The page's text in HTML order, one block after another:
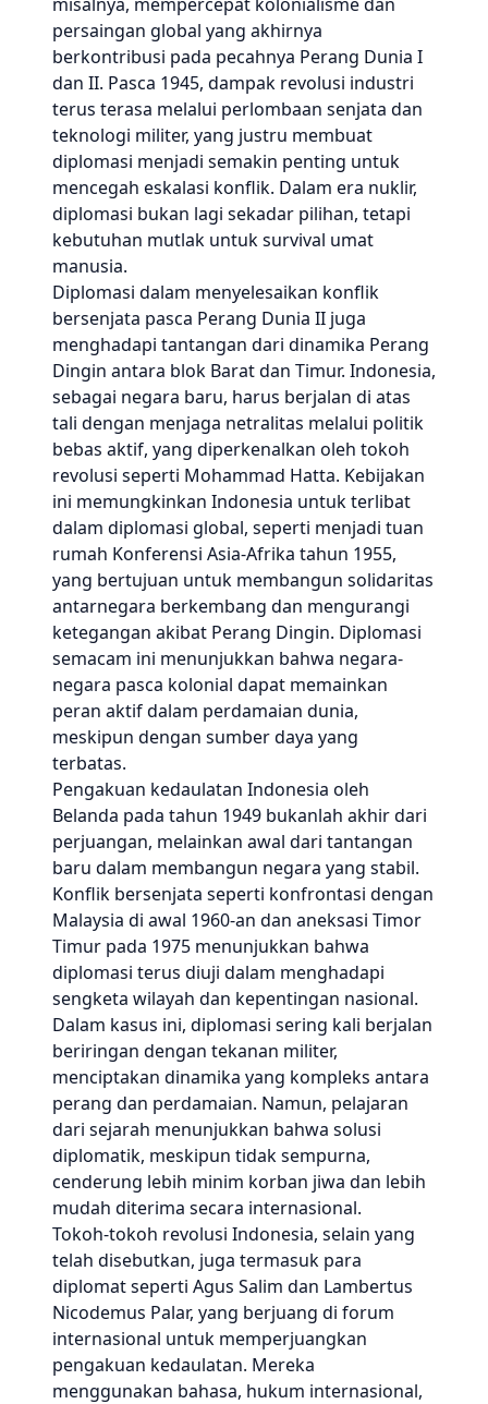
persaingan global yang akhirnya
berkontribusi pada pecahnya Perang Dunia I
dan II. Pasca 1945, dampak revolusi industri
terus terasa melalui perlombaan senjata dan
teknologi militer, yang justru membuat
diplomasi menjadi semakin penting untuk
mencegah eskalasi konflik. Dalam era nuklir,
diplomasi bukan lagi sekadar pilihan, tetapi
kebutuhan mutlak untuk survival umat
manusia.
Diplomasi dalam menyelesaikan konflik
bersenjata pasca Perang Dunia II juga
menghadapi tantangan dari dinamika Perang
Dingin antara blok Barat dan Timur. Indonesia,
sebagai negara baru, harus berjalan di atas
tali dengan menjaga netralitas melalui politik
bebas aktif, yang diperkenalkan oleh tokoh
revolusi seperti Mohammad Hatta. Kebijakan
ini memungkinkan Indonesia untuk terlibat
dalam diplomasi global, seperti menjadi tuan
rumah Konferensi Asia-Afrika tahun 1955,
yang bertujuan untuk membangun solidaritas
antarnegara berkembang dan mengurangi
ketegangan akibat Perang Dingin. Diplomasi
semacam ini menunjukkan bahwa negara-
negara pasca kolonial dapat memainkan
peran aktif dalam perdamaian dunia,
meskipun dengan sumber daya yang
terbatas.
Pengakuan kedaulatan Indonesia oleh
Belanda pada tahun 1949 bukanlah akhir dari
perjuangan, melainkan awal dari tantangan
baru dalam membangun negara yang stabil.
Konflik bersenjata seperti konfrontasi dengan
Malaysia di awal 1960-an dan aneksasi Timor
Timur pada 1975 menunjukkan bahwa
diplomasi terus diuji dalam menghadapi
sengketa wilayah dan kepentingan nasional.
Dalam kasus ini, diplomasi sering kali berjalan
beriringan dengan tekanan militer,
menciptakan dinamika yang kompleks antara
perang dan perdamaian. Namun, pelajaran
dari sejarah menunjukkan bahwa solusi
diplomatik, meskipun tidak sempurna,
cenderung lebih minim korban jiwa dan lebih
mudah diterima secara internasional.
Tokoh-tokoh revolusi Indonesia, selain yang
telah disebutkan, juga termasuk para
diplomat seperti Agus Salim dan Lambertus
Nicodemus Palar, yang berjuang di forum
internasional untuk memperjuangkan
pengakuan kedaulatan. Mereka
menggunakan bahasa, hukum internasional,